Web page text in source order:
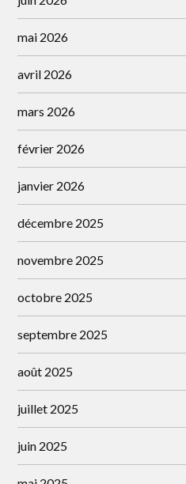
mai 2026
avril 2026
mars 2026
février 2026
janvier 2026
décembre 2025
novembre 2025
octobre 2025
septembre 2025
août 2025
juillet 2025
juin 2025